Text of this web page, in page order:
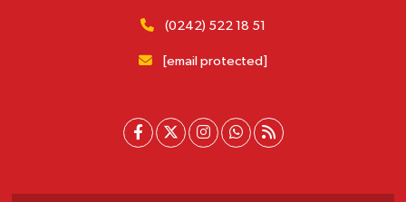
(0242) 522 18 51
[email protected]